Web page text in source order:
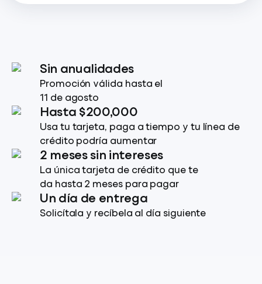
Sin anualidades
Promoción válida hasta el
11 de agosto
Hasta $200,000
Usa tu tarjeta, paga a tiempo y tu línea de
crédito podría aumentar
2 meses sin intereses
La única tarjeta de crédito que te
da hasta 2 meses para pagar
Un día de entrega
Solicítala y recíbela al día siguiente